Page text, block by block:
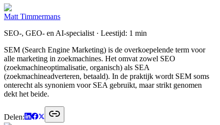
Matt Timmermans
SEO-, GEO- en AI-specialist · Leestijd: 1 min
SEM (Search Engine Marketing) is de overkoepelende term voor
alle marketing in zoekmachines. Het omvat zowel SEO
(zoekmachineoptimalisatie, organisch) als SEA
(zoekmachineadverteren, betaald). In de praktijk wordt SEM soms
onterecht als synoniem voor SEA gebruikt, maar strikt genomen
dekt het beide.
Delen: